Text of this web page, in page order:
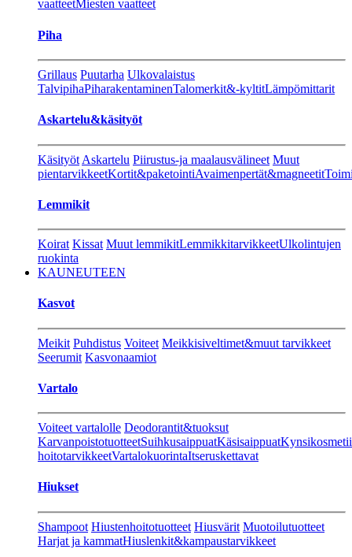
vaatteetMiesten vaatteet
Piha
Grillaus Puutarha Ulkovalaistus
TalvipihaPiharakentaminenTalomerkit&-kyltitLämpömittarit
Askartelu&käsityöt
Käsityöt Askartelu Piirustus-ja maalausvälineet Muut
pientarvikkeetKortit&paketointiAvaimenpertät&magneetit
Lemmikit
Koirat Kissat Muut lemmikitLemmikkitarvikkeetUlkolintujen
ruokinta
KAUNEUTEEN
Kasvot
Meikit Puhdistus Voiteet Meikkisiveltimet&muut tarvikkeet
Seerumit Kasvonaamiot
Vartalo
Voiteet vartalolle Deodorantit&tuoksut
KarvanpoistotuotteetSuihkusaippuatKäsisaippuat
hoitotarvikkeetVartalokuorintaItseruskettavat
Hiukset
Shampoot Hiustenhoitotuotteet Hiusvärit Muotoilutuotteet
Harjat ja kammatHiuslenkit&kampaustarvikkeet